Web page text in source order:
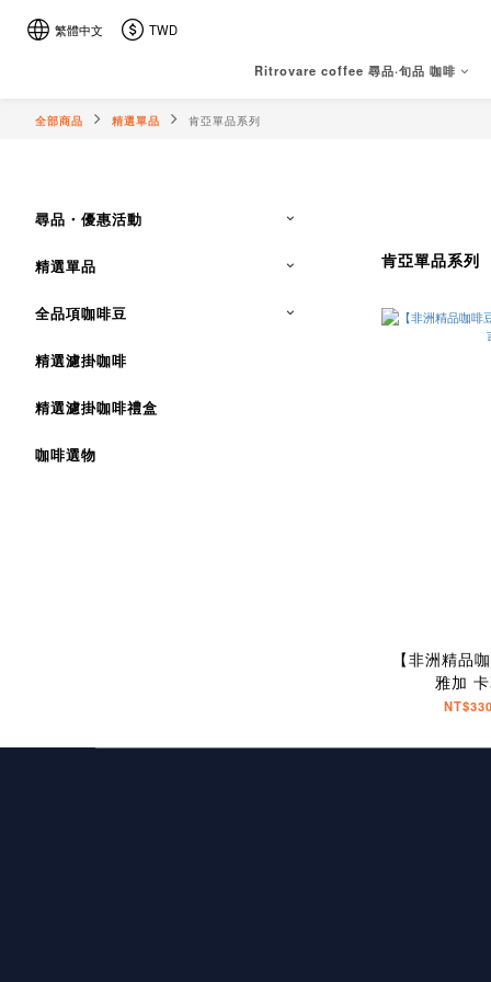
繁體中文 TWD
Ritrovare coffee 尋品·旬品 咖啡
全部商品 精選單品 肯亞單品系列
尋品・優惠活動
精選單品
全品項咖啡豆
精選濾掛咖啡
精選濾掛咖啡禮盒
咖啡選物
肯亞單品系列
【非洲精品
雅加